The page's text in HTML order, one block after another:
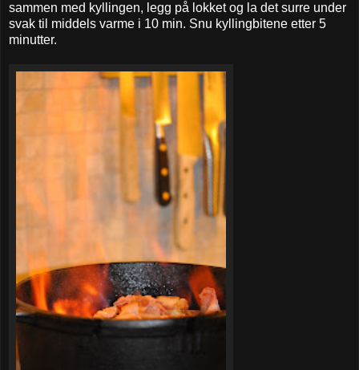
sammen med kyllingen, legg på lokket og la det surre under
svak til middels varme i 10 min. Snu kyllingbitene etter 5
minutter.